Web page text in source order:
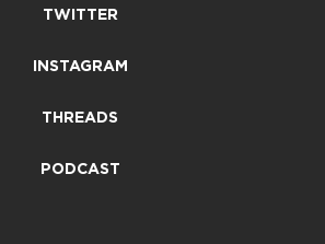
TWITTER
INSTAGRAM
THREADS
PODCAST